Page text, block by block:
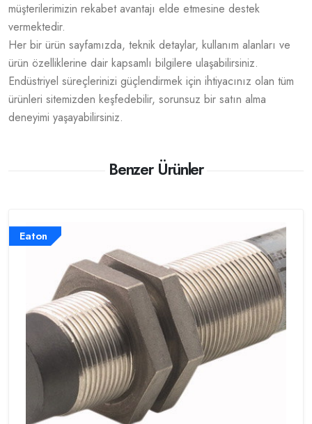
müşterilerimizin rekabet avantajı elde etmesine destek
vermektedir.
Her bir ürün sayfamızda, teknik detaylar, kullanım alanları ve
ürün özelliklerine dair kapsamlı bilgilere ulaşabilirsiniz.
Endüstriyel süreçlerinizi güçlendirmek için ihtiyacınız olan tüm
ürünleri sitemizden keşfedebilir, sorunsuz bir satın alma
deneyimi yaşayabilirsiniz.
Benzer Ürünler
Eaton